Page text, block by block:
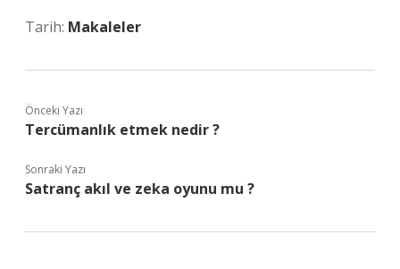
Tarih: Makaleler
Önceki Yazı
Tercümanlık etmek nedir ?
Sonraki Yazı
Satranç akıl ve zeka oyunu mu ?